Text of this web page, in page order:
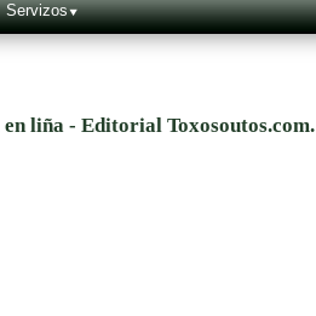
Servizos
en liña - Editorial Toxosoutos.com.